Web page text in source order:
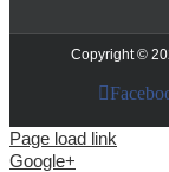
Copyright ©
Page load link
Google+